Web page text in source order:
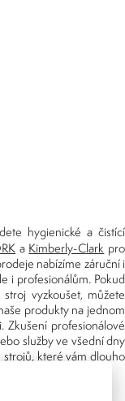
hygienické a čistící
a Kimberly-Clark pro
nabízíme záruční i
i profesionálům. Pokud
vyzkoušet, můžete
produkty na jednom
Zkušení profesionálové
služby ve všední dny
strojů, které vám dlouho